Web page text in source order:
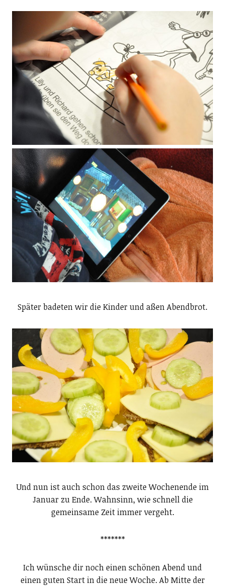
Später badeten wir die Kinder und aßen Abendbrot.
Und nun ist auch schon das zweite Wochenende im
Januar zu Ende. Wahnsinn, wie schnell die
gemeinsame Zeit immer vergeht.
*******
Ich wünsche dir noch einen schönen Abend und
einen guten Start in die neue Woche. Ab Mitte der